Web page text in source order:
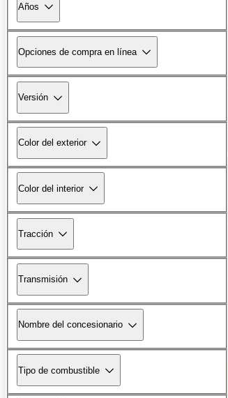
Años
Opciones de compra en línea
Versión
Color del exterior
Color del interior
Tracción
Transmisión
Nombre del concesionario
Tipo de combustible